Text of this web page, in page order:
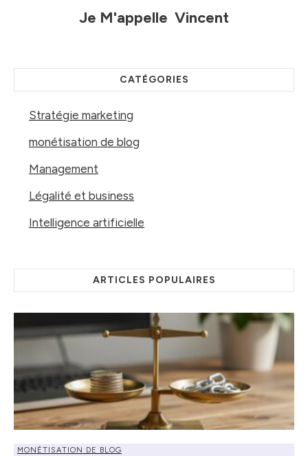
Je M'appelle Vincent
CATÉGORIES
Stratégie marketing
monétisation de blog
Management
Légalité et business
Intelligence artificielle
ARTICLES POPULAIRES
MONÉTISATION DE BLOG